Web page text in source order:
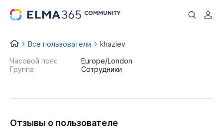
...
Все пользователи khaziev
Часовой пояс
Europe/London
Группа
Сотрудники
Отзывы о пользователе